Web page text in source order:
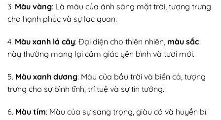
3. Màu vàng: Là màu của ánh sáng mặt trời, tượng trưng
cho hạnh phúc và sự lạc quan.
4. Màu xanh lá cây: Đại diện cho thiên nhiên, màu sắc
này thường mang lại cảm giác yên bình và tươi mới.
5. Màu xanh dương: Màu của bầu trời và biển cả, tượng
trưng cho sự bình tĩnh, trí tuệ và sự tin tưởng.
6. Màu tím: Màu của sự sang trọng, giàu có và huyền bí.